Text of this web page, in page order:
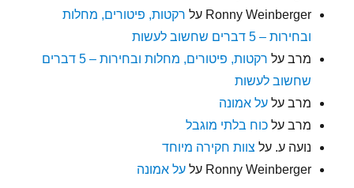
Ronny Weinberger על רקטות, פיטורים, מחלות
ובחירות – 5 דברים שחשוב לעשות
מרב על
רקטות, פיטורים, מחלות ובחירות – 5 דברים
שחשוב לעשות
מרב עלעל אמונה
מרב עלכוח בלתי מוגבל
נועה ע. על צוות חקירה מיוחד
Ronny Weinberger עלעל אמונה